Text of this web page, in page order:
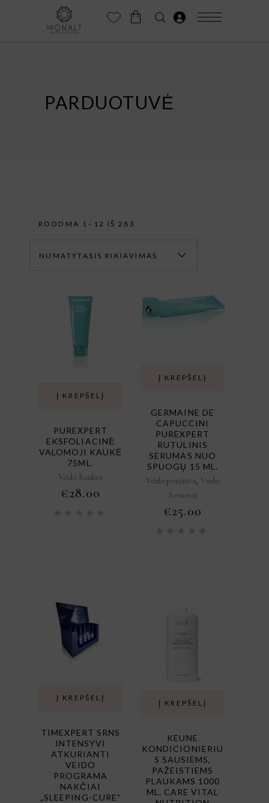
PARDUOTUVĖ
RODOMA 1–12 IŠ 283
NUMATYTASIS RIKIAVIMAS
Į KREPŠELĮ
PUREXPERT
EKSFOLIACINĖ
VALOMOJI KAUKĖ
75ML.
Veido Kaukės
€28.00
Įvertinimas:
Į KREPŠELĮ
GERMAINE DE
CAPUCCINI
PUREXPERT
RUTULINIS
SERUMAS NUO
SPUOGŲ 15 ML.
Veido priežiūra, Veido
Serumai
€25.00
Į KREPŠELĮ
TIMEXPERT SRNS
INTENSYVI
ATKURIANTI
VEIDO
PROGRAMA
NAKČIAI
„SLEEPING-CURE”
Į KREPŠELĮ
KEUNE
KONDICIONIERIU
S SAUSIEMS,
PAŽEISTIEMS
PLAUKAMS 1000
ML. CARE VITAL